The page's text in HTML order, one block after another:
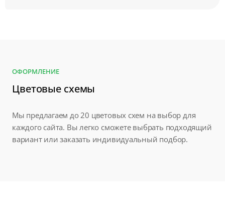
ОФОРМЛЕНИЕ
Цветовые схемы
Мы предлагаем до 20 цветовых схем на выбор для
каждого сайта. Вы легко сможете выбрать подходящий
вариант или заказать индивидуальный подбор.